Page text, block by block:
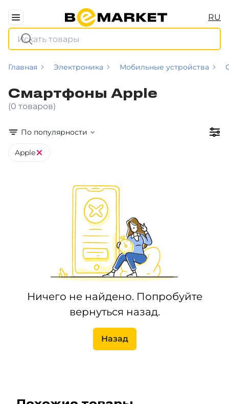
RU
Главная Электроника Мобильные устройства
Смартфоны Apple
(0 товаров)
По популярности
Apple
Ничего не найдено. Попробуйте
вернуться назад.
Назад